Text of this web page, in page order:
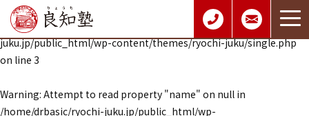
Warning : Undefined array key 0 in
/home/drbasic/ryochi-
juku.jp/public_html/wp-content/themes/ryochi-juku/single.php
on line 3
Warning: Attempt to read property "name" on null in
/home/drbasic/ryochi-juku.jp/public_html/wp-